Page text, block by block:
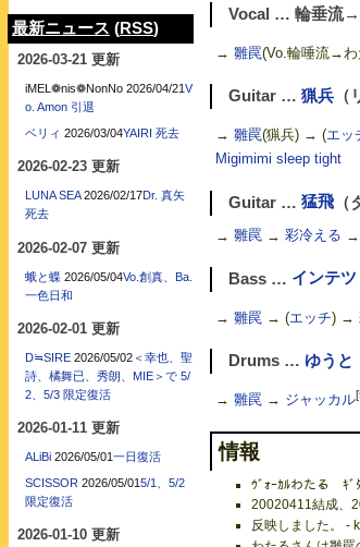
Vocal … 輪垂流→
→ 雛罠(Vo.輪唾流→
Guitar … 猟兵（
→ 雛罠(猟兵) → (エッ
Migimimi sleep tight
Guitar … 猛飛（
→ 雛罠→ 彩冷える →
Bass … インテツ
→ 雛罠→ (エッチ) →
Drums … ゆうと
→ 雛罠→ ジャッカル[
情報
ｳﾞｫｰｶﾙわたる ｷﾞ
20020411結成、
反映しました。 -
最新ニュース (RSS)
2026-03-21 更新
iMEL❁nis❁NonNo 2026/04/21 V
o. Amon 引退
ベリィ 2026/03/04YAIRI 死去
2026-02-23 更新
LUNA SEA 2026/02/17Dr. 真矢
死去
2026-02-07 更新
蛾と蝶 2026/05/04Vo.創真、Ba.
一色日和
2026-02-01 更新
D≒SIRE 2026/05/02＜幸也、聖
詩、橘舞已、秀朗、MIE＞で 5/
2、5/3 限定復活
2026-01-11 更新
ALiBi 2026/05/01一日復活
SCISSOR 2026/05/015/1、5/2
限定復活
2026-01-10 更新